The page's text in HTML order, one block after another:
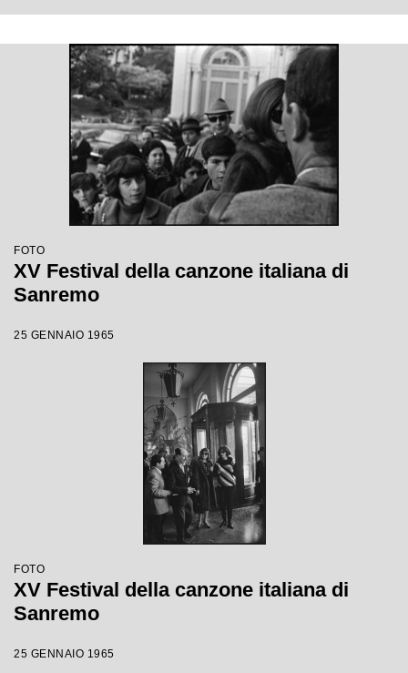
FOTO
XV Festival della canzone italiana di
Sanremo
25 GENNAIO 1965
FOTO
XV Festival della canzone italiana di
Sanremo
25 GENNAIO 1965